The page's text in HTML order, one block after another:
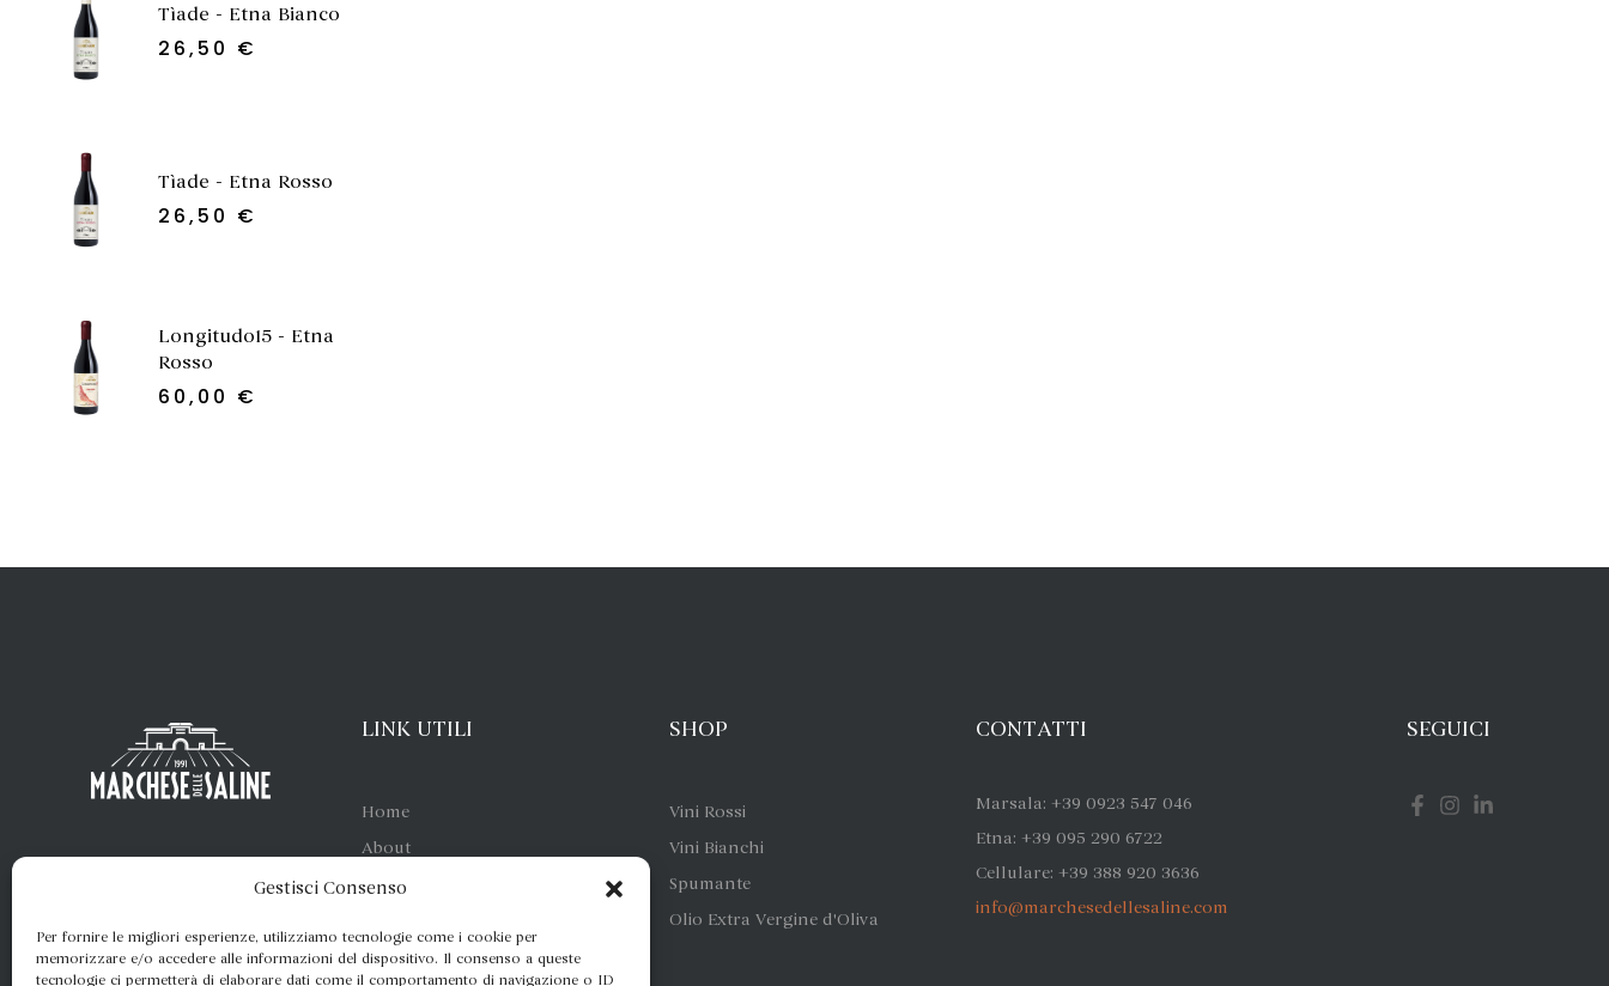
Gestisci Consenso
Per fornire le migliori esperienze, utilizziamo tecnologie come i cookie per
memorizzare e/o accedere alle informazioni del dispositivo. Il consenso a queste
tecnologie ci permetterà di elaborare dati come il comportamento di navigazione o ID
Tìade - Etna Bianco
26,50 €
Tìade - Etna Rosso
26,50 €
Longitudo15 - Etna
Rosso
60,00 €
LINK UTILI
Home
About
Shop
SHOP
Vini Rossi
Vini Bianchi
Spumante
Olio Extra Vergine d'Oliva
CONTATTI
Marsala: +39 0923 547 046
Etna: +39 095 290 6722
Cellulare: +39 388 920 3636
info@marchesedellesaline.com
SEGUICI